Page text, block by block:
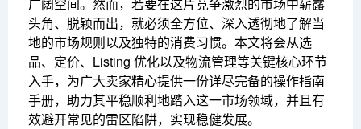
头角、脱颖而出，就必须全方位、深入透彻地了解当
地的市场规则以及独特的消费习惯。本文将会从选
品、定价、Listing 优化以及物流管理等关键核心环节
入手，为广大卖家精心提供一份详尽完备的操作指南
手册，助力其平稳顺利地踏入这一市场领域，并且有
效避开常见的雷区陷阱，实现稳健发展。